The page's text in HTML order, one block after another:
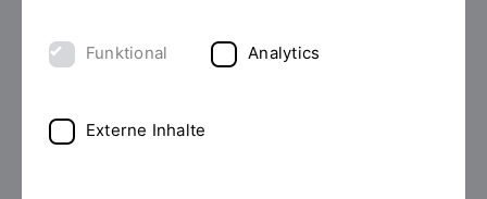
Zum Personenverzeichnis
Funktional Analytics
Externe Inhalte